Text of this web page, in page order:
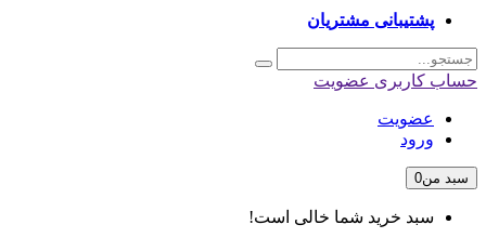
پشتیبانی مشتریان
کاربری عضویت
عضویت
ورود
من0
سبد خرید شما خالی است!